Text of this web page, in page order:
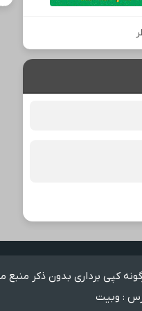
کپی برداری بدون ذکر منبع
: وبیت